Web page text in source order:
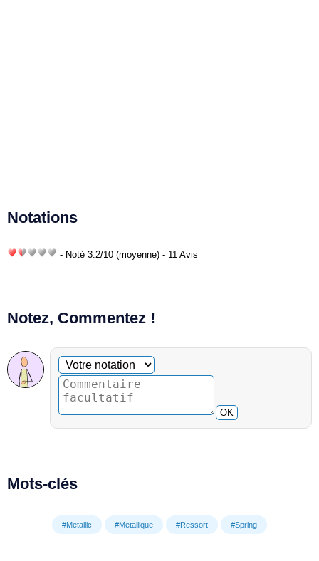
Notations
- Noté 3.2/10 (moyenne) - 11 Avis
Notez, Commentez !
Commentaire facultatif
Votre notation
OK
Mots-clés
#Metallic #Metallique #Ressort #Spring